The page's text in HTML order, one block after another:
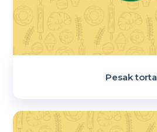
Pesak torta